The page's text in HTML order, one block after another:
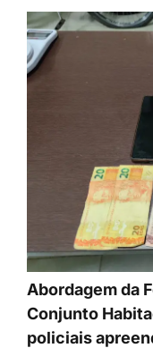
Abordagem da
Conjunto
policiais